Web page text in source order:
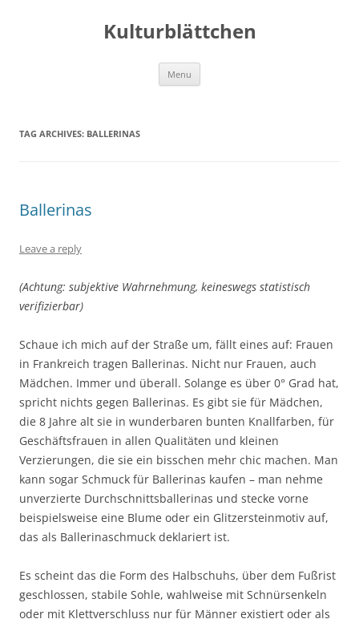
Kulturblättchen
Menu
TAG ARCHIVES: BALLERINAS
Ballerinas
Leave a reply
(Achtung: subjektive Wahrnehmung, keineswegs statistisch
verifizierbar)
Schaue ich mich auf der Straße um, fällt eines auf: Frauen
in Frankreich tragen Ballerinas. Nicht nur Frauen, auch
Mädchen. Immer und überall. Solange es über 0° Grad hat,
spricht nichts gegen Ballerinas. Es gibt sie für Mädchen,
die 8 Jahre alt sie in wunderbaren bunten Knallfarben, für
Geschäftsfrauen in allen Qualitäten und kleinen
Verzierungen, die sie ein bisschen mehr chic machen. Man
kann sogar Schmuck für Ballerinas kaufen – man nehme
unverzierte Durchschnittsballerinas und stecke vorne
beispielsweise eine Blume oder ein Glitzersteinmotiv auf,
das als Ballerinaschmuck deklariert ist.
Es scheint das die Form des Halbschuhs, über dem Fußrist
geschlossen, stabile Sohle, wahlweise mit Schnürsenkeln
oder mit Klettverschluss nur für Männer existiert oder als